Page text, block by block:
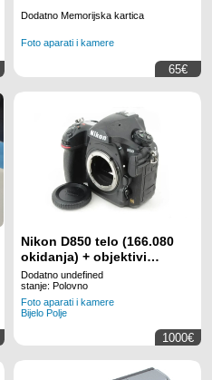
Dodatno Memorijska kartica
Foto aparati i kamere
65€
Nikon D850 telo (166.080
okidanja) + objektivi
(opciono)
Dodatno undefined
stanje: Polovno
Foto aparati i kamere
Bijelo Polje
1000€